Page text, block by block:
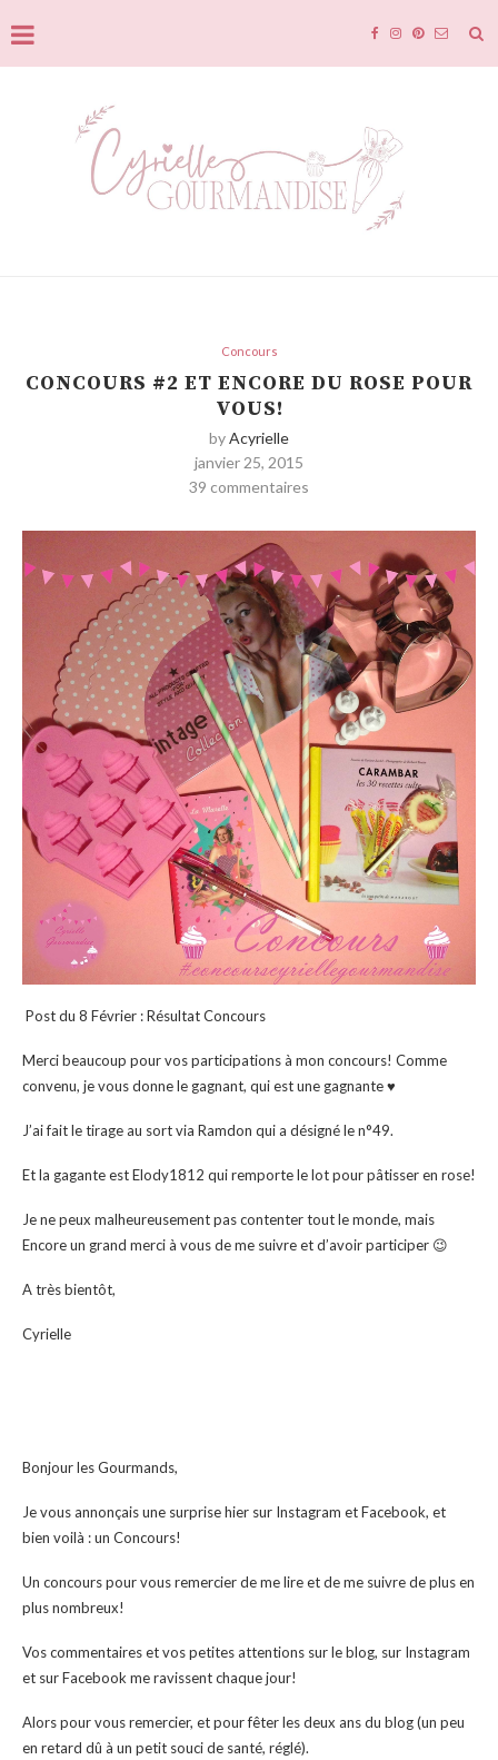
Concours
CONCOURS #2 ET ENCORE DU ROSE POUR
VOUS!
byAcyrielle
janvier 25, 2015
39 commentaires
Post du 8 Février : Résultat Concours
Merci beaucoup pour vos participations à mon concours! Comme
convenu, je vous donne le gagnant, qui est une gagnante ♥
J’ai fait le tirage au sort via Ramdon qui a désigné le n°49.
Et la gagante est Elody1812 qui remporte le lot pour pâtisser en rose!
Je ne peux malheureusement pas contenter tout le monde, mais
Encore un grand merci à vous de me suivre et d’avoir participer 😉
A très bientôt,
Cyrielle
Bonjour les Gourmands,
Je vous annonçais une surprise hier sur Instagram et Facebook, et
bien voilà : un Concours!
Un concours pour vous remercier de me lire et de me suivre de plus en
plus nombreux!
Vos commentaires et vos petites attentions sur le blog, sur Instagram
et sur Facebook me ravissent chaque jour!
Alors pour vous remercier, et pour fêter les deux ans du blog (un peu
en retard dû à un petit souci de santé, réglé).